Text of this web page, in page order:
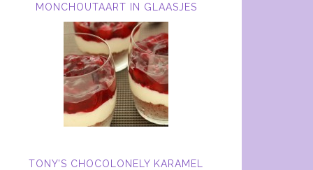
MONCHOUTAART IN GLAASJES
TONY’S CHOCOLONELY KARAMEL